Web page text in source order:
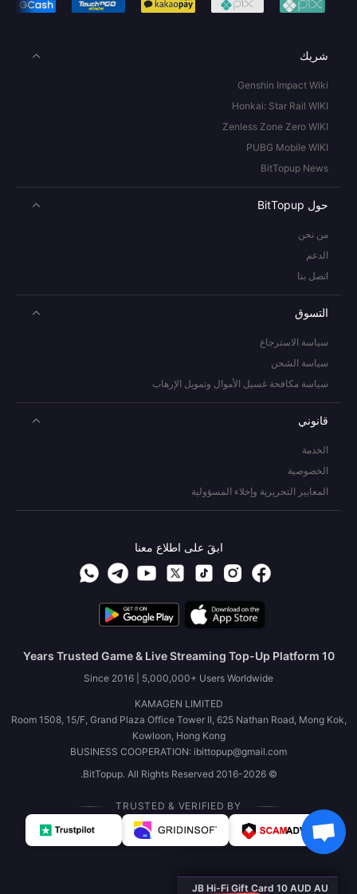
JB Hi-Fi Gift Card 10 AUD AU
شريك
Genshin Impact Wiki
Honkai: Star Rail WIKI
Zenless Zone Zero WIKI
PUBG Mobile WIKI
BitTopup News
حول BitTopup
من نحن
الدعم
اتصل بنا
التسوق
سياسة الاسترجاع
سياسة الشحن
سياسة مكافحة غسيل الأموال وتمويل الإرهاب
قانوني
الخدمة
الخصوصية
المعايير التحريرية وإخلاء المسؤولية
ابقَ على اطلاع معنا
10 Years Trusted Game & Live Streaming Top-Up Platform
Since 2016 | 5,000,000+ Users Worldwide
KAMAGEN LIMITED
Room 1508, 15/F, Grand Plaza Office Tower II, 625 Nathan Road, Mong Kok,
Kowloon, Hong Kong
BUSINESS COOPERATION: ibittopup@gmail.com
© 2016-2026 BitTopup. All Rights Reserved.
TRUSTED & VERIFIED BY